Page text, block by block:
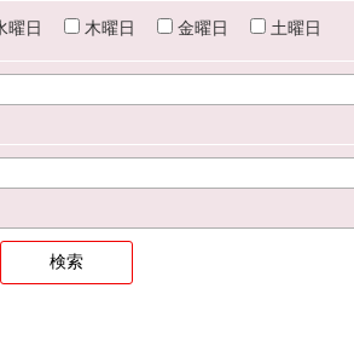
曜日 木曜日 金曜日 土曜日